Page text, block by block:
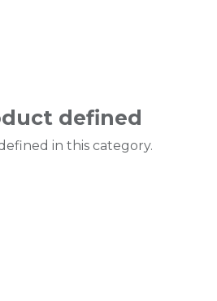
defined
in this category.